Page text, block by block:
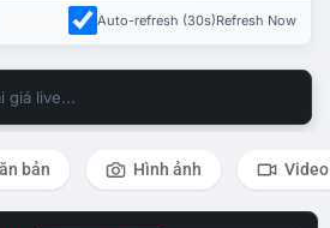
Auto-refresh (30s)Refresh Now
giá live...
bản Hình ảnh Video